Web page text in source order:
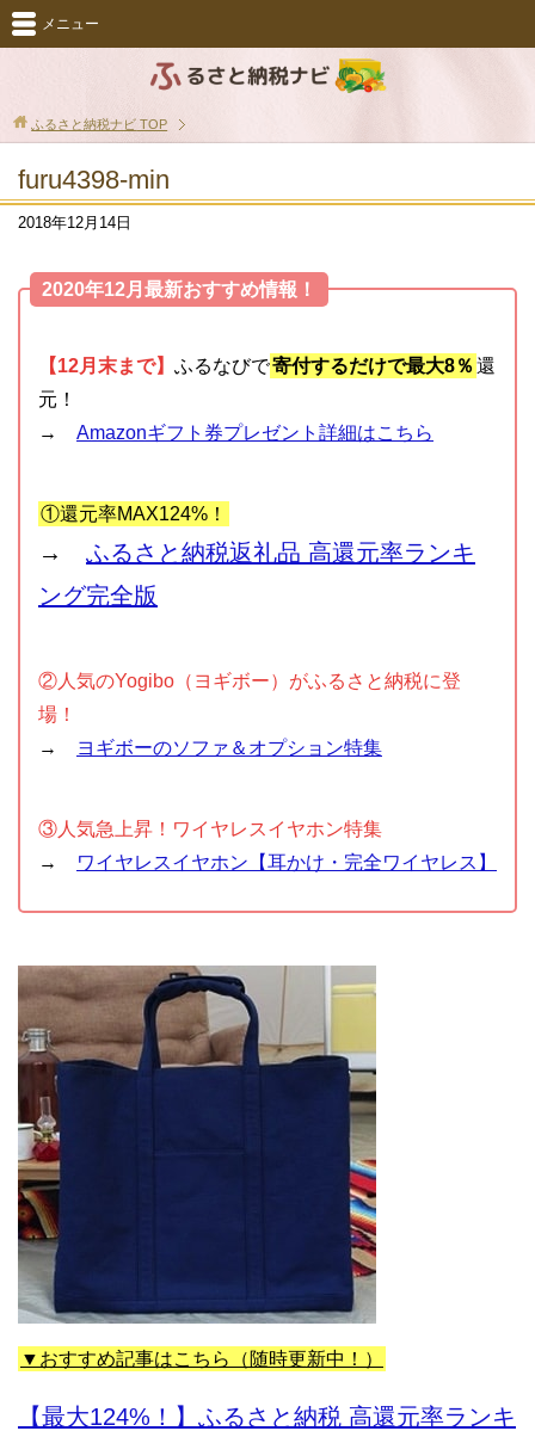
メニュー
ふるさと納税ナビ TOP
furu4398-min
2018年12月14日
2020年12月最新おすすめ情報！
【12月末まで】 ふるなびで寄付するだけで最大8％ 還
元！
→ Amazonギフト券プレゼント詳細はこちら
①還元率MAX124%！
→ ふるさと納税返礼品 高還元率ランキ
ング完全版
②人気のYogibo（ヨギボー）がふるさと納税に登
場！
→
ヨギボーのソファ＆オプション特集
③人気急上昇！ワイヤレスイヤホン特集
→
ワイヤレスイヤホン【耳かけ・完全ワイヤレス】
▼おすすめ記事はこちら（随時更新中！）
【最大124%！】ふるさと納税 高還元率ランキ